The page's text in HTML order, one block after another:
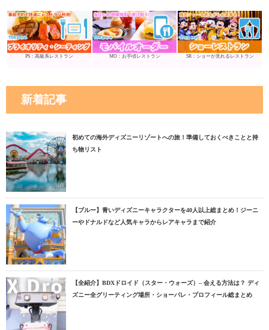
PS：高級系レストラン MO：お手頃レストラン SR：ショーが見れるレストラン
新着記事
初めての海外ディズニーリゾートへの旅！準備しておくべきことと持
ち物リスト
【ブルー】青いディズニーキャラクターを40人以上総まとめ！ジーニ
ーやドナルドなど人気キャラからレアキャラまで紹介
【全紹介】BDXドロイド（スター・ウォーズ）– 会える方法は？ ディ
ズニー全グリーティング場所・ショーパレ・プロフィール総まとめ